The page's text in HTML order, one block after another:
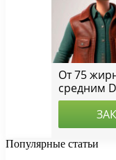
Популярные статьи